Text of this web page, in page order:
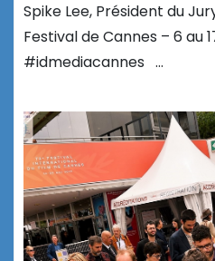
Spike Lee, Président du
Festival de Cannes – 6 au
#idmediacannes …